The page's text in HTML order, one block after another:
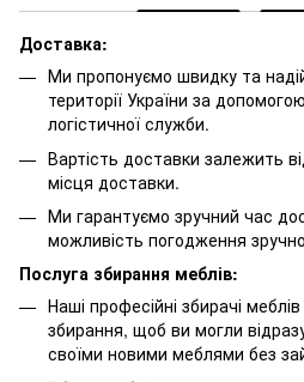
Доставка:
Ми пропонуємо швидку та
території України за
логістичної служби.
Вартість доставки залежить
місця доставки.
Ми гарантуємо зручний час
можливість погодження
Послуга збирання меблів:
Наші професійні збирачі
збирання, щоб ви могли
своїми новими меблями без